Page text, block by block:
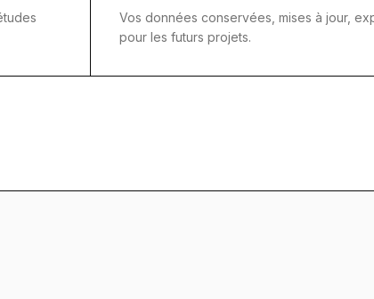
Vos données conservées, mises à jour,
pour les futurs projets.